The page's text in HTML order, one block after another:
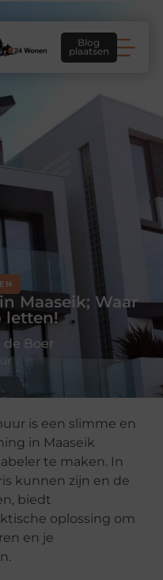
Blog
plaatsen
Maaseik; Waar
letten!
de Boer
is een slimme en
in Maaseik
te maken. In
kunnen zijn en de
biedt
oplossing om
en je